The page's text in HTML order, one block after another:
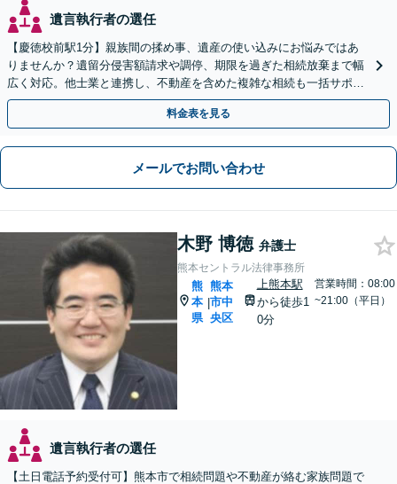
遺言執行者の選任
【慶徳校前駅1分】親族間の揉め事、遺産の使い込みにお悩みではあ
りませんか？遺留分侵害額請求や調停、期限を過ぎた相続放棄まで幅
広く対応。他士業と連携し、不動産を含めた複雑な相続も一括サポー
トします。【WEB相談可能】【夜間面談可】
料金表を見る
メールでお問い合わせ
木野 博徳 弁護士
熊本セントラル法律事務所
熊
本
県
|
熊本
市中
央区
上熊本駅
から徒歩1
0分
営業時間：08:00
~21:00（平日）
遺言執行者の選任
【土日電話予約受付可】熊本市で相続問題や不動産が絡む家族問題で